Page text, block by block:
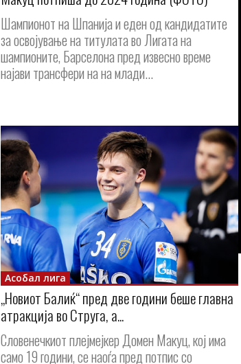
Шампионот на Шпанија и еден од кандидатите
за освојување на титулата во Лигата на
шампионите, Барселона пред извесно време
најави трансфери на на млади...
Асобал лига
„Новиот Балиќ“ пред две години беше главна
атракција во Струга, а...
Словенечкиот плејмејкер Домен Макуц, кој има
само 19 години, се наоѓа пред потпис со